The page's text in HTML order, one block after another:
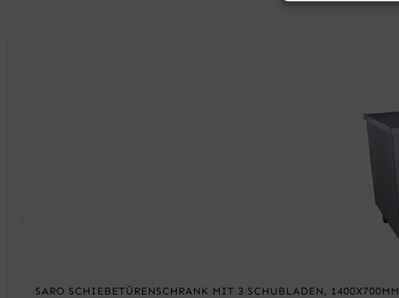
SARO SCHIEBETÜRENSCHRANK MIT 3 SCHUBLADEN, 1400X700MM